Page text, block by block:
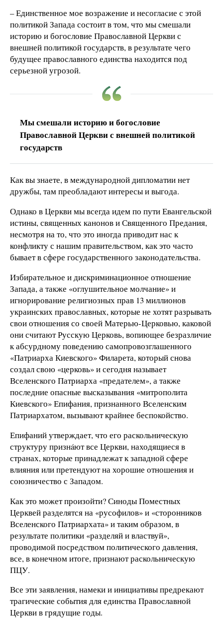
– Единственное мое возражение и несогласие с этой
политикой Запада состоит в том, что мы смешали
историю и богословие Православной Церкви с
внешней политикой государств, в результате чего
будущее православного единства находится под
серьезной угрозой.
Мы смешали историю и богословие
Православной Церкви с внешней политикой
государств
Как вы знаете, в международной дипломатии нет
дружбы, там преобладают интересы и выгода.
Однако в Церкви мы всегда идем по пути Евангельской
истины, священных канонов и Священного Предания,
несмотря на то, что это иногда приводит нас к
конфликту с нашим правительством, как это часто
бывает в сфере государственного законодательства.
Избирательное и дискриминационное отношение
Запада, а также «оглушительное молчание» и
игнорирование религиозных прав 13 миллионов
украинских православных, которые не хотят разрывать
свои отношения со своей Матерью-Церковью, каковой
они считают Русскую Церковь, вопиющее безразличие
к абсурдному поведению самопровозглашенного
«Патриарха Киевского» Филарета, который снова
создал свою «церковь» и сегодня называет
Вселенского Патриарха «предателем», а также
последние опасные высказывания «митрополита
Киевского» Епифания, признанного Вселенским
Патриархатом, вызывают крайнее беспокойство.
Епифаний утверждает, что его раскольническую
структуру признáют все Церкви, находящиеся в
странах, которые принадлежат к западной сфере
влияния или претендуют на хорошие отношения и
союзничество с Западом.
Как это может произойти? Синоды Поместных
Церквей разделятся на «русофилов» и «сторонников
Вселенского Патриархата» и таким образом, в
результате политики «разделяй и властвуй»,
проводимой посредством политического давления,
все, в конечном итоге, признают раскольническую
ПЦУ.
Все эти заявления, намеки и инициативы предрекают
трагические события для единства Православной
Церкви в грядущие годы.